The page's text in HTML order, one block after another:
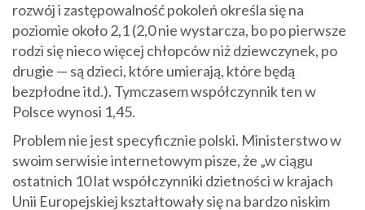
rozwój i zastępowalność pokoleń określa się na
poziomie około 2,1 (2,0 nie wystarcza, bo po pierwsze
rodzi się nieco więcej chłopców niż dziewczynek, po
drugie — są dzieci, które umierają, które będą
bezpłodne itd.). Tymczasem współczynnik ten w
Polsce wynosi 1,45.
Problem nie jest specyficznie polski. Ministerstwo w
swoim serwisie internetowym pisze, że „w ciągu
ostatnich 10 lat współczynniki dzietności w krajach
Unii Europejskiej kształtowały się na bardzo niskim